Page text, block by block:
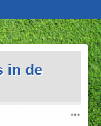
in de